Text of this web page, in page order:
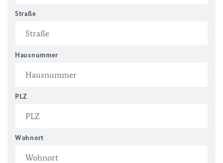
Straße
Hausnummer
PLZ
Wohnort